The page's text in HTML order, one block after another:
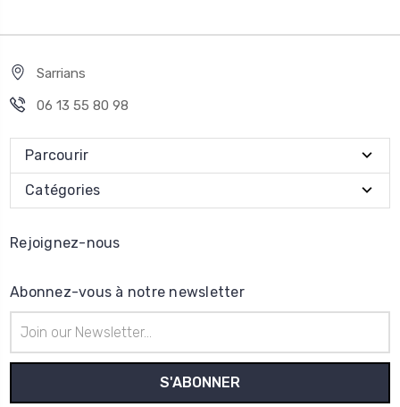
Sarrians
06 13 55 80 98
Parcourir
Catégories
Rejoignez-nous
Abonnez-vous à notre newsletter
e-
mail